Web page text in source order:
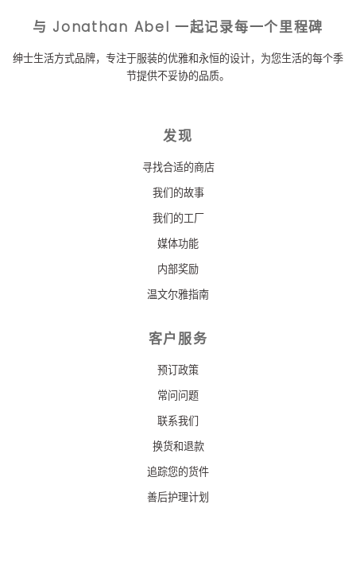
与 Jonathan Abel 一起记录每一个里程碑
绅士生活方式品牌，专注于服装的优雅和永恒的设计，为您生活的每个季
节提供不妥协的品质。
发现
寻找合适的商店
我们的故事
我们的工厂
媒体功能
内部奖励
温文尔雅指南
客户服务
预订政策
常问问题
联系我们
换货和退款
追踪您的货件
善后护理计划